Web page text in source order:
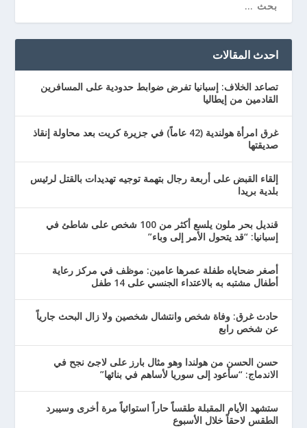
احدث المقالات
تصاعد الخلاف: إسبانيا تفرض ضوابط حدودية على المسافرين
القادمين من إيطاليا
غرق امرأة هولندية (42 عاماً) في جزيرة كريت بعد محاولة إنقاذ
صديقتها
إلقاء القبض على أربعة رجال بتهمة توجيه تهديدات بالقتل لرئيس
بلدية بريدا
قنديل بحر ملون يلسع أكثر من 100 شخص على شاطئ في
إسبانيا: “قد يتحول الأمر إلى وباء”
أصغر ضحاياه طفلة عمرها عامين: موظف في مركز رعاية
أطفال مشتبه به بالاعتداء الجنسي على 14 طفل
حادث غرق: وفاة شخص وانتشال شخصين ولا زال البحث جارياً
عن شخص رابع
حسن الحسن من هولندا وهو مثال بارز على لاجئ نجح في
الاندماج: “سأعود إلى سوريا لأساهم في بنائها”
ستشهد الأيام المقبلة طقساً حاراً استوائياً مرة أخرى وسيبرد
الطقس لاحقاً خلال الأسبوع